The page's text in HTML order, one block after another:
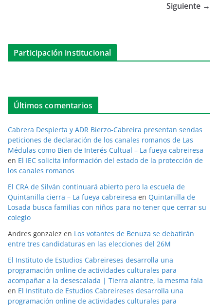
Siguiente →
Participación institucional
Últimos comentarios
Cabrera Despierta y ADR Bierzo-Cabreira presentan sendas
peticiones de declaración de los canales romanos de Las
Médulas como Bien de Interés Cultual – La fueya cabreiresa
en El IEC solicita información del estado de la protección de
los canales romanos
El CRA de Silván continuará abierto pero la escuela de
Quintanilla cierra – La fueya cabreiresa en Quintanilla de
Losada busca familias con niños para no tener que cerrar su
colegio
Andres gonzalez en Los votantes de Benuza se debatirán
entre tres candidaturas en las elecciones del 26M
El Instituto de Estudios Cabreireses desarrolla una
programación online de actividades culturales para
acompañar a la desescalada | Tierra alantre, la mesma fala
en El Instituto de Estudios Cabreireses desarrolla una
programación online de actividades culturales para